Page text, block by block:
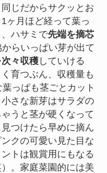
じだからサクッとお
ヶ月ほど経って葉っ
ハサミで先端を摘芯
らいっぱい芽が出て
々収穫していける
育つぶん、収穫量も
っぱも茎ごとカット
さな新芽はサラダの
うと茎が硬くなって
つけたら早めに摘ん
クの可愛い見た目な
トは観賞用にもなる
。家庭菜園的には美